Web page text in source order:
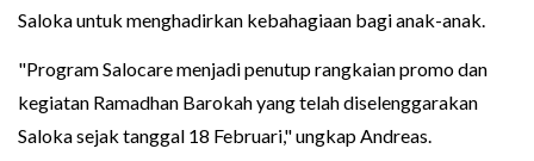
Saloka untuk menghadirkan kebahagiaan bagi anak-anak.
"Program Salocare menjadi penutup rangkaian promo dan
kegiatan Ramadhan Barokah yang telah diselenggarakan
Saloka sejak tanggal 18 Februari," ungkap Andreas.